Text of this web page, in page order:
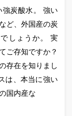
炭酸水。 強い
ど、外国産の炭
しょうか。 実
ご存知ですか？
存在を知りまし
は、本当に強い
国内産な